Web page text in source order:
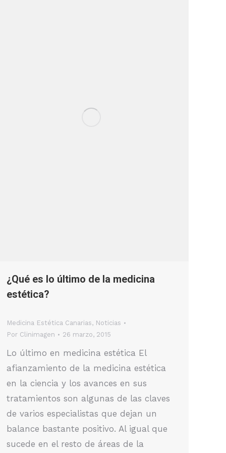
¿Qué es lo último de la medicina
estética?
Medicina Estética Canarias, Noticias
Por Clinimagen 26 marzo, 2015
Lo último en medicina estética El
afianzamiento de la medicina estética
en la ciencia y los avances en sus
tratamientos son algunas de las claves
de varios especialistas que dejan un
balance bastante positivo. Al igual que
sucede en el resto de áreas de la